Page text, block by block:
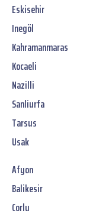
Eskisehir
Inegöl
Kahramanmaras
Kocaeli
Nazilli
Sanliurfa
Tarsus
Usak
Afyon
Balikesir
Corlu